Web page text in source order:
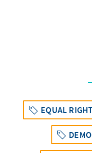
EQUAL